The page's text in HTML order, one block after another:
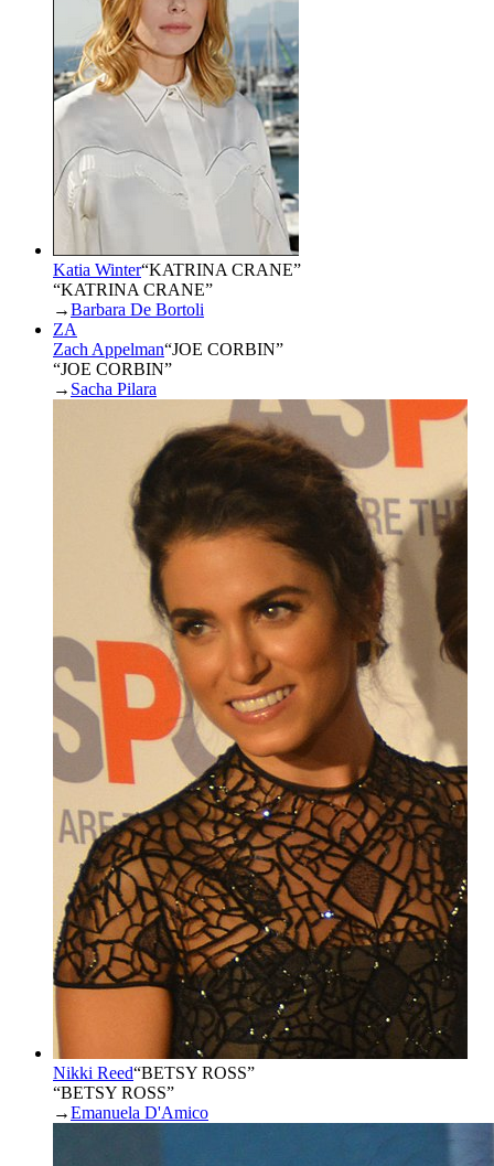
Katia Winter“KATRINA CRANE”
“KATRINA CRANE”
→Barbara De Bortoli
ZA
Zach Appelman“JOE CORBIN”
“JOE CORBIN”
→ Sacha Pilara
Nikki Reed“BETSY ROSS”
“BETSY ROSS”
→Emanuela D'Amico